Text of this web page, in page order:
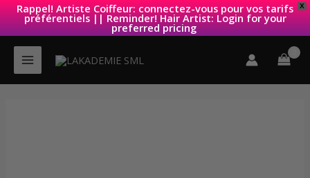
X
Rappel! Artiste Coiffeur: connectez-vous pour vos tarifs
préférentiels || Reminder! Hair Artist: Login for your
preferred pricing
Aller
contenu